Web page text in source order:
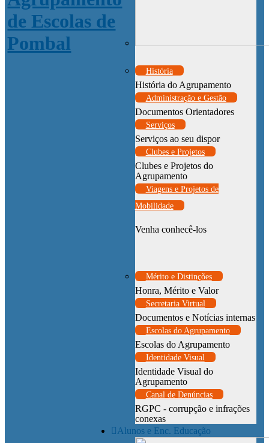
História
História do Agrupamento
Administração e Gestão
Documentos Orientadores
Serviços
Serviços ao seu dispor
Clubes e Projetos
Clubes e Projetos do
Agrupamento
Viagens e Projetos de
Mobilidade
Venha conhecê-los
Mérito e Distinções
Honra, Mérito e Valor
Secretaria Virtual
Documentos e Notícias internas
Escolas do Agrupamento
Escolas do Agrupamento
Identidade Visual
Identidade Visual do
Agrupamento
Canal de Denúncias
RGPC - corrupção e infrações
conexas
Alunos e Enc. Educação